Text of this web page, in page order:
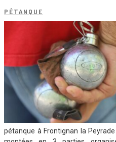
PÉTANQUE
pétanque à Frontignan la